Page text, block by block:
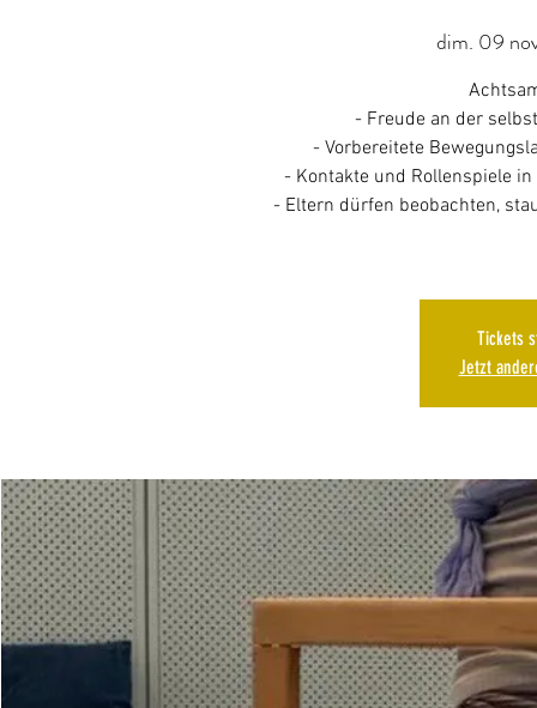
dim. 09
- Freude an der
- Vorbereitete
- Kontakte und Rollenspiele
- Eltern dürfen beobachten,
Tickets
Jetzt